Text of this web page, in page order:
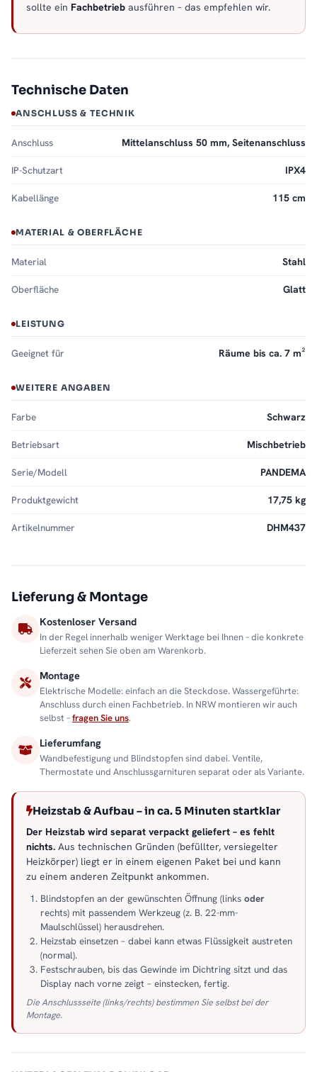
sollte ein Fachbetrieb ausführen – das empfehlen wir.
Technische Daten
ANSCHLUSS & TECHNIK
Anschluss Mittelanschluss 50 mm, Seitenanschluss
IP-Schutzart IPX4
Kabellänge 115 cm
MATERIAL & OBERFLÄCHE
Material Stahl
Oberfläche Glatt
LEISTUNG
Geeignet für Räume bis ca. 7 m²
WEITERE ANGABEN
Farbe Schwarz
Betriebsart Mischbetrieb
Serie/Modell PANDEMA
Produktgewicht 17,75 kg
Artikelnummer DHM437
Lieferung & Montage
Kostenloser Versand
In der Regel innerhalb weniger Werktage bei Ihnen – die konkrete
Lieferzeit sehen Sie oben am Warenkorb.
Montage
Elektrische Modelle: einfach an die Steckdose. Wassergeführte:
Anschluss durch einen Fachbetrieb. In NRW montieren wir auch
selbst –fragen Sie uns.
Lieferumfang
Wandbefestigung und Blindstopfen sind dabei. Ventile,
Thermostate und Anschlussgarnituren separat oder als Variante.
Heizstab & Aufbau – in ca. 5 Minuten startklar
Der Heizstab wird separat verpackt geliefert – es fehlt
nichts. Aus technischen Gründen (befüllter, versiegelter
Heizkörper) liegt er in einem eigenen Paket bei und kann
zu einem anderen Zeitpunkt ankommen.
Blindstopfen an der gewünschten Öffnung (links oder
rechts) mit passendem Werkzeug (z. B. 22-mm-
Maulschlüssel) herausdrehen.
Heizstab einsetzen – dabei kann etwas Flüssigkeit austreten
(normal).
Festschrauben, bis das Gewinde im Dichtring sitzt und das
Display nach vorne zeigt – einstecken, fertig.
Die Anschlussseite (links/rechts) bestimmen Sie selbst bei der
Montage.